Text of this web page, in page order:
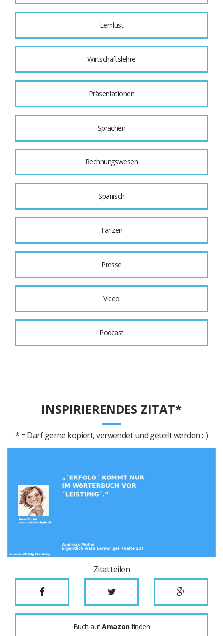
Lernlust
Wirtschaftslehre
Präsentationen
Sprachen
Rechnungswesen
Spanisch
Tanzen
Presse
Video
Podcast
INSPIRIERENDES ZITAT*
* = Darf gerne kopiert, verwendet und geteilt werden :-)
Zitat teilen
Buch aufAmazonfinden